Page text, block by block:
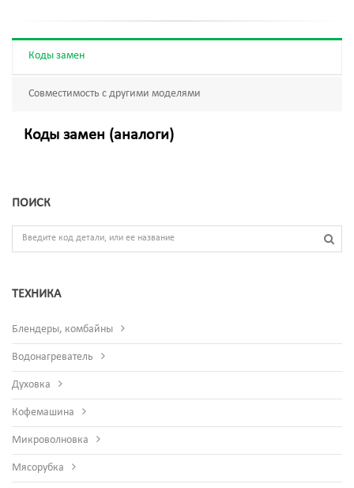
Коды замен
Совместимость с другими моделями
Коды замен (аналоги)
ПОИСК
ТЕХНИКА
Блендеры, комбайны
Водонагреватель
Духовка
Кофемашина
Микроволновка
Мясорубка